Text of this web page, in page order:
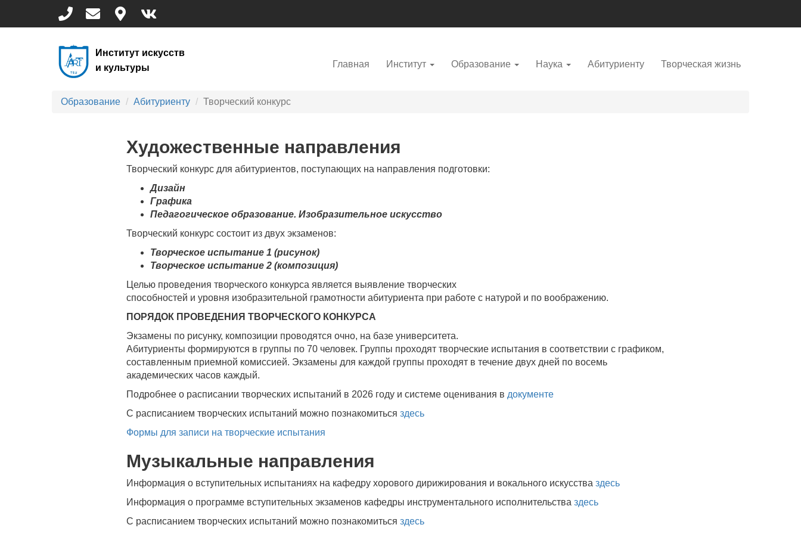
Институт искусств
и культуры
Главная Институт Образование Наука Абитуриенту Творческая жизнь
Образование Абитуриенту Творческий конкурс
Художественные направления
Творческий конкурс для абитуриентов, поступающих на направления подготовки:
Дизайн
Графика
Педагогическое образование. Изобразительное искусство
Творческий конкурс состоит из двух экзаменов:
Творческое испытание 1 (рисунок)
Творческое испытание 2 (композиция)
Целью проведения творческого конкурса является выявление творческих
способностей и уровня изобразительной грамотности абитуриента при работе с натурой и по воображению.
ПОРЯДОК ПРОВЕДЕНИЯ ТВОРЧЕСКОГО КОНКУРСА
Экзамены по рисунку, композиции проводятся очно, на базе университета.
Абитуриенты формируются в группы по 70 человек. Группы проходят творческие испытания в соответствии с графиком,
составленным приемной комиссией. Экзамены для каждой группы проходят в течение двух дней по восемь
академических часов каждый.
Подробнее о расписании творческих испытаний в 2026 году и системе оценивания в документе
С расписанием творческих испытаний можно познакомиться здесь
Формы для записи на творческие испытания
Музыкальные направления
Информация о вступительных испытаниях на кафедру хорового дирижирования и вокального искусства здесь
Информация о программе вступительных экзаменов кафедры инструментального исполнительства здесь
С расписанием творческих испытаний можно познакомиться здесь